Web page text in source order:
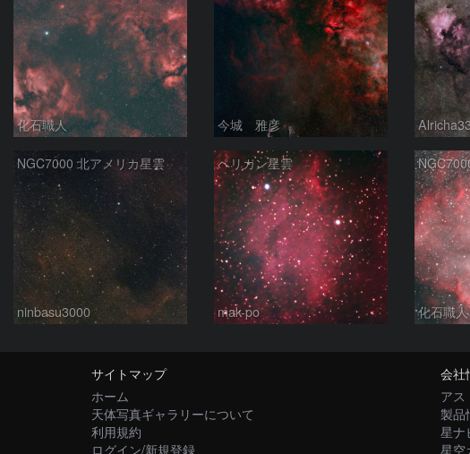
化石職人 今城 雅彦
NGC7000 北アメリカ星雲
ninbasu3000
ペリカン星雲
mak-po 化石職人
サイトマップ
ホーム
天体写真ギャラリーについて
利用規約
ログイン/新規登録
会社
アス
製品
星ナ
星空